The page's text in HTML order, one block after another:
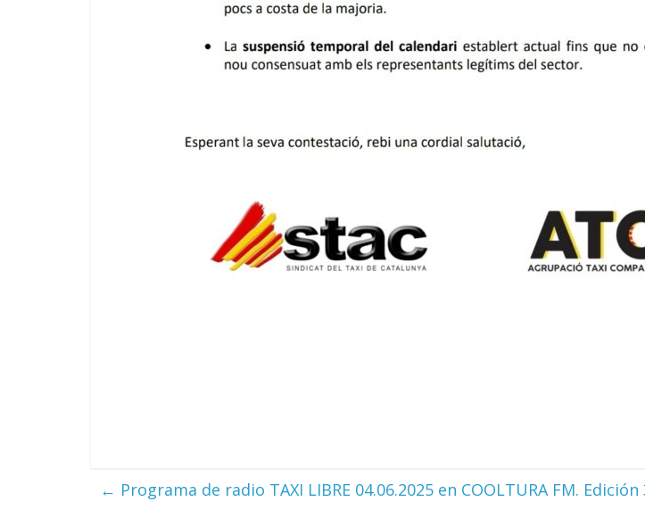
← Programa de radio TAXI LIBRE 04.06.2025 en COOLTURA FM. Edición